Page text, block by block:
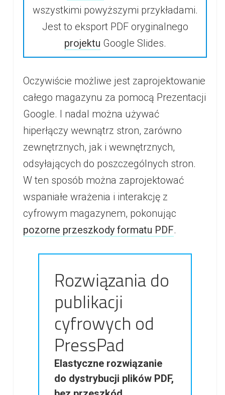
wszystkimi powyższymi przykładami.
Jest to eksport PDF oryginalnego
projektu Google Slides.
Oczywiście możliwe jest zaprojektowanie
całego magazynu za pomocą Prezentacji
Google. I nadal można używać
hiperłączy wewnątrz stron, zarówno
zewnętrznych, jak i wewnętrznych,
odsyłających do poszczególnych stron.
W ten sposób można zaprojektować
wspaniałe wrażenia i interakcję z
cyfrowym magazynem, pokonując
pozorne przeszkody formatu PDF.
Rozwiązania do
publikacji
cyfrowych od
PressPad
Elastyczne rozwiązanie
do dystrybucji plików PDF,